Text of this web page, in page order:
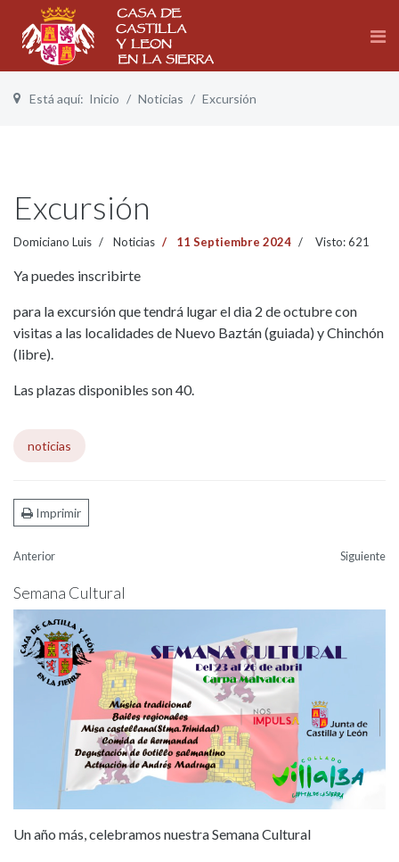
Está aquí: Inicio Noticias Excursión
Excursión
Domiciano Luis Noticias 11 Septiembre 2024 Visto: 621
Ya puedes inscribirte
para la excursión que tendrá lugar el dia 2 de octubre con
visitas a las localidades de Nuevo Baztán (guiada) y Chinchón
(libre).
Las plazas disponibles son 40.
noticias
Imprimir
Anterior Siguiente
Semana Cultural
Un año más, celebramos nuestra Semana Cultural